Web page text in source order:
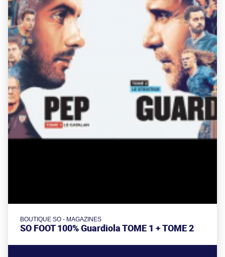
BOUTIQUE SO - MAGAZINES
SO FOOT 100% Guardiola TOME 1 + TOME 2